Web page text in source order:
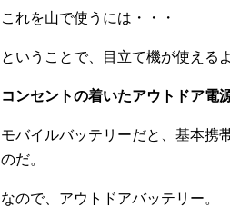
これを山で使うには・・・
ということで、目立て機が使える
コンセントの着いたアウトドア電
モバイルバッテリーだと、基本携
のだ。
なので、アウトドアバッテリー。